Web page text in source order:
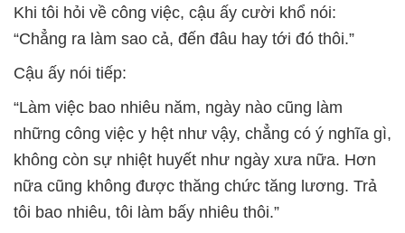
Khi tôi hỏi về công việc, cậu ấy cười khổ nói:
“Chẳng ra làm sao cả, đến đâu hay tới đó thôi.”
Cậu ấy nói tiếp:
“Làm việc bao nhiêu năm, ngày nào cũng làm
những công việc y hệt như vậy, chẳng có ý nghĩa gì,
không còn sự nhiệt huyết như ngày xưa nữa. Hơn
nữa cũng không được thăng chức tăng lương. Trả
tôi bao nhiêu, tôi làm bấy nhiêu thôi.”